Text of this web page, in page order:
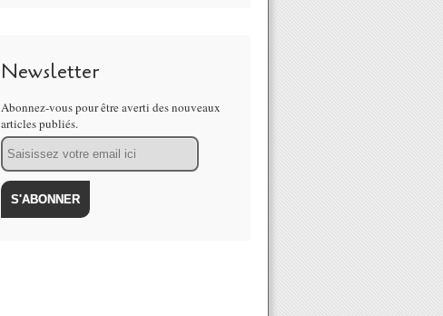
Newsletter
Abonnez-vous pour être averti des nouveaux
articles publiés.
Email